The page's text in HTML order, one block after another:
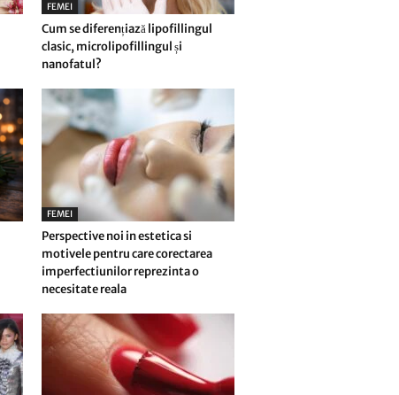
FEMEI
Cum se diferențiază lipofillingul
clasic, microlipofillingul și
nanofatul?
FEMEI
Perspective noi in estetica si
motivele pentru care corectarea
imperfectiunilor reprezinta o
necesitate reala